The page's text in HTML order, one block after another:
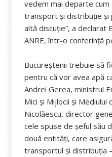
vedem mai departe
transport şi distribuţie şi
altă discuţie”, a declarat
ANRE, într-o conferinţă
Bucureştenii trebuie să
pentru că vor avea apă
Andrei Gerea, ministrul
Mici şi Mijlocii şi Mediului
Nicolăescu, director
cele spuse de șeful său
două entităţi, care
transportul şi distribuţia